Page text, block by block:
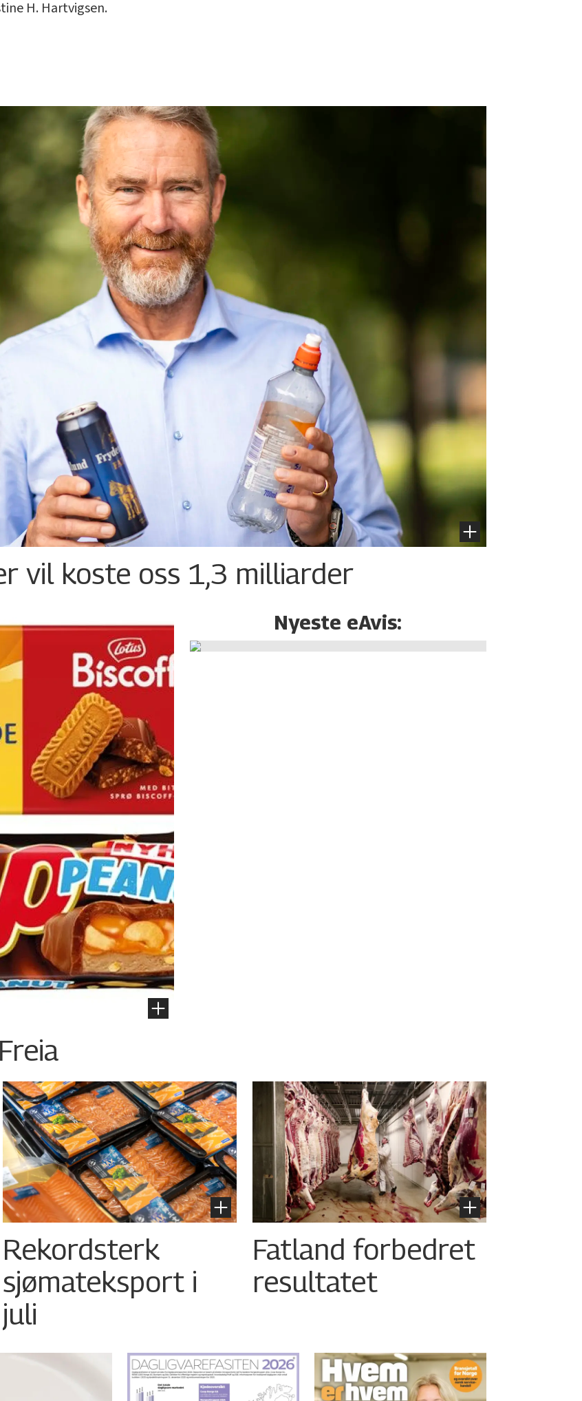
H. Hartvigsen.
vil koste oss 1,3 milliarder
Nyeste eAvis:
Rekordsterk
sjømateksport i
juli
Fatland forbedret
resultatet